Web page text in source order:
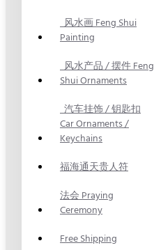
风水画 Feng Shui
Painting
风水产品 / 摆件 Feng
Shui Ornaments
汽车挂饰 / 钥匙扣
Car Ornaments /
Keychains
福海通天贵人符
法会 Praying
Ceremony
Free Shipping